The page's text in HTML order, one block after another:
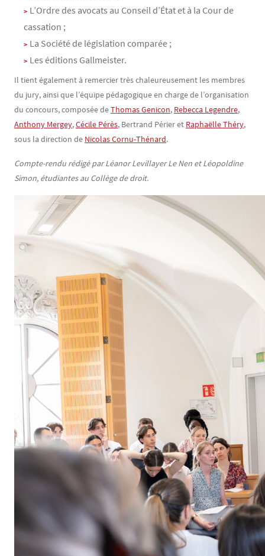
L’Ordre des avocats au Conseil d’État et à la Cour de
cassation ;
La Société de législation comparée ;
Les éditions Gallmeister.
Il tient également à remercier très chaleureusement les membres
du jury, ainsi que l’équipe pédagogique en charge de l’organisation
du concours, composée deThomas Genicon, Rebecca Legendre,
Anthony Mergey,Cécile Pérès, Bertrand Périer et Raphaëlle Théry,
sous la direction de Nicolas Cornu-Thénard.
Compte-rendu rédigé par Léanor Levillayer Le Nen et Léopoldine
Simon, étudiantes au Collège de droit.